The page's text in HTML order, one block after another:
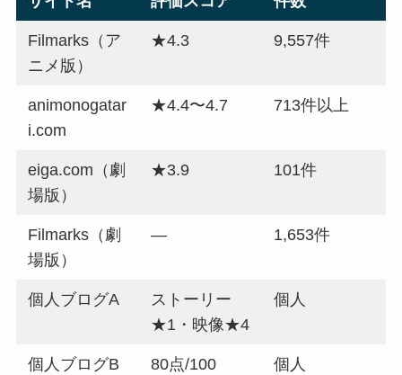
Filmarks（ア
ニメ版）
★4.3 9,557件
animonogatar
i.com
★4.4〜4.7 713件以上
eiga.com（劇
場版）
★3.9 101件
Filmarks（劇
場版）
— 1,653件
個人ブログA
ストーリー
★1・映像★4
個人
個人ブログB 80点/100 個人